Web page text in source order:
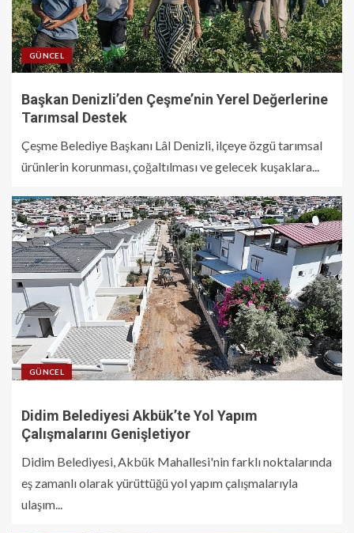
GÜNCEL
Başkan Denizli’den Çeşme’nin Yerel Değerlerine
Tarımsal Destek
Çeşme Belediye Başkanı Lâl Denizli, ilçeye özgü tarımsal
ürünlerin korunması, çoğaltılması ve gelecek kuşaklara...
GÜNCEL
Didim Belediyesi Akbük’te Yol Yapım
Çalışmalarını Genişletiyor
Didim Belediyesi, Akbük Mahallesi'nin farklı noktalarında
eş zamanlı olarak yürüttüğü yol yapım çalışmalarıyla
ulaşım...